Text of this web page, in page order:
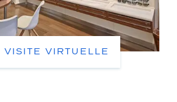
VISITE VIRTUELLE